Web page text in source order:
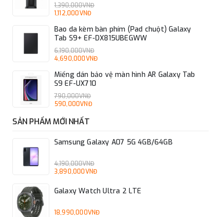
1,390,000VNĐ
1,112,000VNĐ
Bao da kèm bàn phím (Pad chuột) Galaxy
Tab S9+ EF-DX815UBEGWW
6,190,000VNĐ
4,690,000VNĐ
Miếng dán bảo vệ màn hình AR Galaxy Tab
S9 EF-UX710
790,000VNĐ
590,000VNĐ
SẢN PHẨM MỚI NHẤT
Samsung Galaxy A07 5G 4GB/64GB
4,190,000VNĐ
3,890,000VNĐ
Galaxy Watch Ultra 2 LTE
18,990,000VNĐ